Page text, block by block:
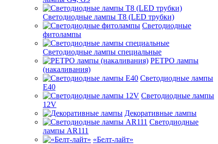
Светодиодные лампы Т8 (LED трубки)
Светодиодные
фитолампы
Светодиодные лампы специальные
РЕТРО лампы
(накаливания)
Светодиодные лампы
E40
Светодиодные лампы
12V
Декоративные лампы
Светодиодные
лампы AR111
«Белт-лайт»